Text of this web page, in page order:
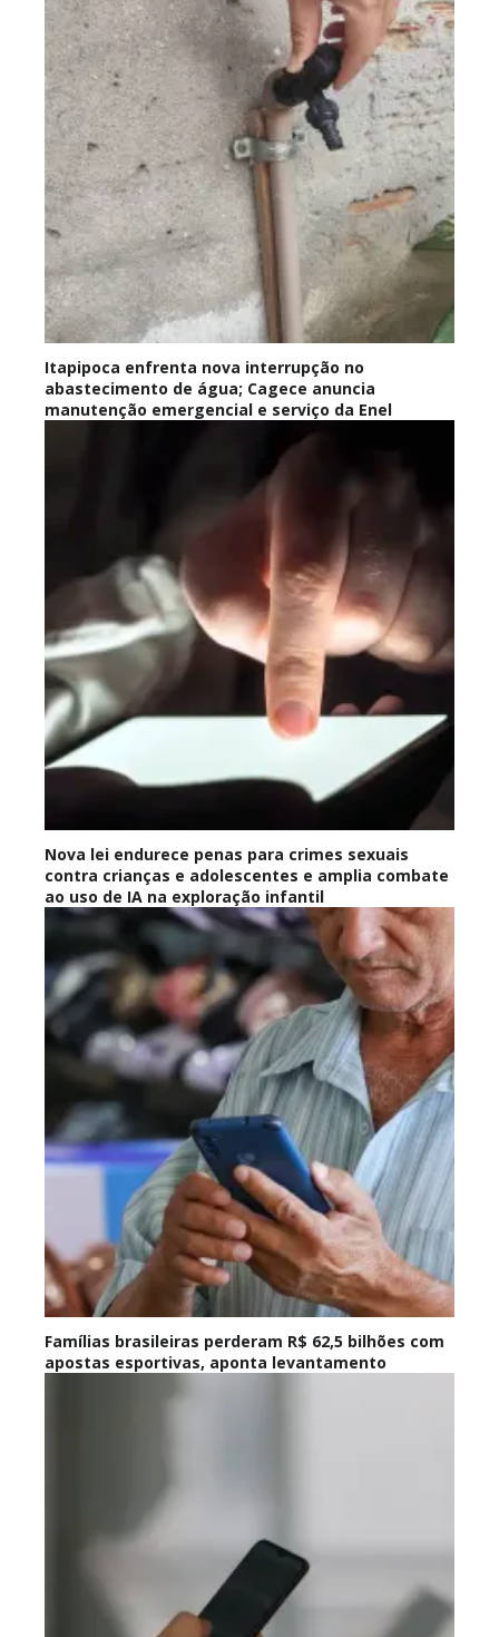
Itapipoca enfrenta nova interrupção no
abastecimento de água; Cagece anuncia
manutenção emergencial e serviço da Enel
Nova lei endurece penas para crimes sexuais
contra crianças e adolescentes e amplia combate
ao uso de IA na exploração infantil
Famílias brasileiras perderam R$ 62,5 bilhões com
apostas esportivas, aponta levantamento